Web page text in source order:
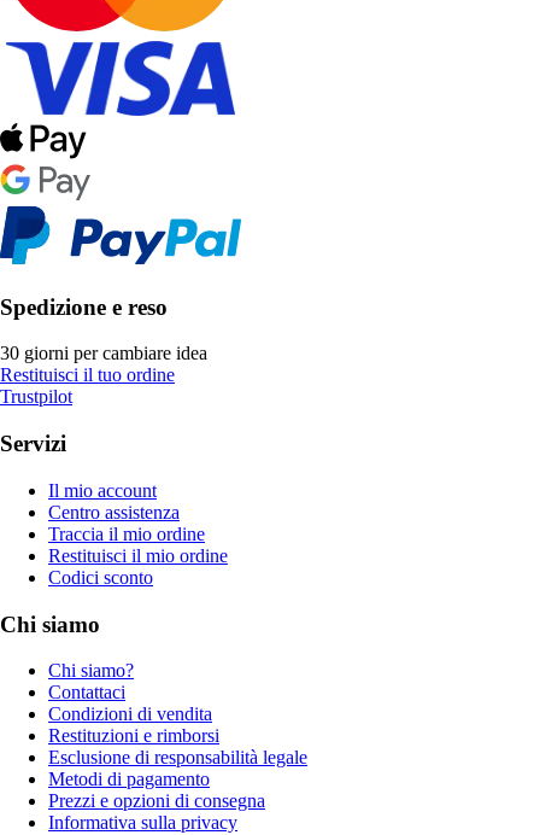
Spedizione e reso
30 giorni per cambiare idea
Restituisci il tuo ordine
Trustpilot
Servizi
Il mio account
Centro assistenza
Traccia il mio ordine
Restituisci il mio ordine
Codici sconto
Chi siamo
Chi siamo?
Contattaci
Condizioni di vendita
Restituzioni e rimborsi
Esclusione di responsabilità legale
Metodi di pagamento
Prezzi e opzioni di consegna
Informativa sulla privacy